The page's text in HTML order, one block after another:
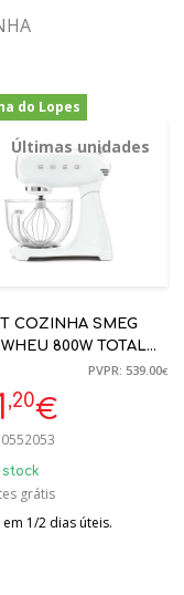
do Lopes
Últimas unidades
-20%
COZINHA SMEG
800W TOTAL
ANOS 50PVPR: 539.00€
,20€
stock
grátis
em 1/2 dias úteis.